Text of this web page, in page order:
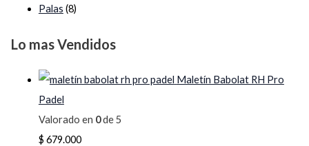
Palas (8)
Lo mas Vendidos
Maletín Babolat RH Pro
Padel
Valorado en 0de 5
$ 679.000